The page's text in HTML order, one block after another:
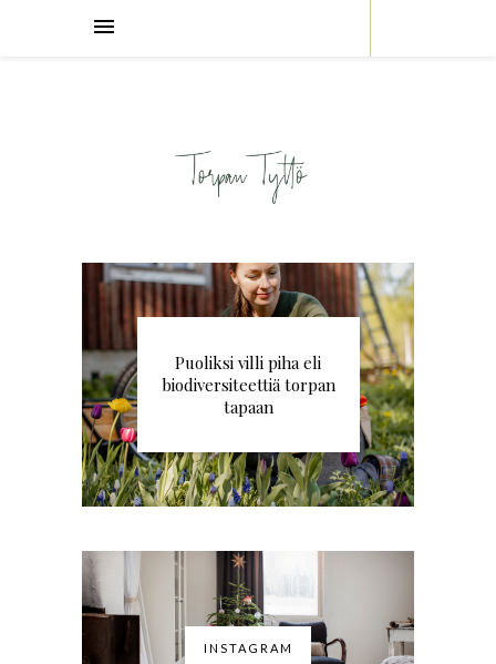
Puoliksi villi piha eli
biodiversiteettiä torpan
tapaan
INSTAGRAM